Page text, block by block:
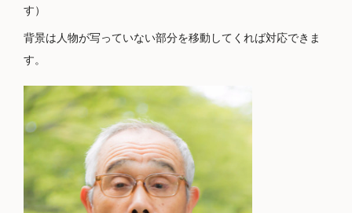
す）
背景は人物が写っていない部分を移動してくれば対応できま
す。